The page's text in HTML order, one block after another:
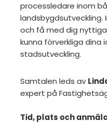
processledare inom
landsbygdsutveckling.
och få med dig
kunna förverkliga dina
stadsutveckling.
Samtalen leds av
expert på
Tid, plats och